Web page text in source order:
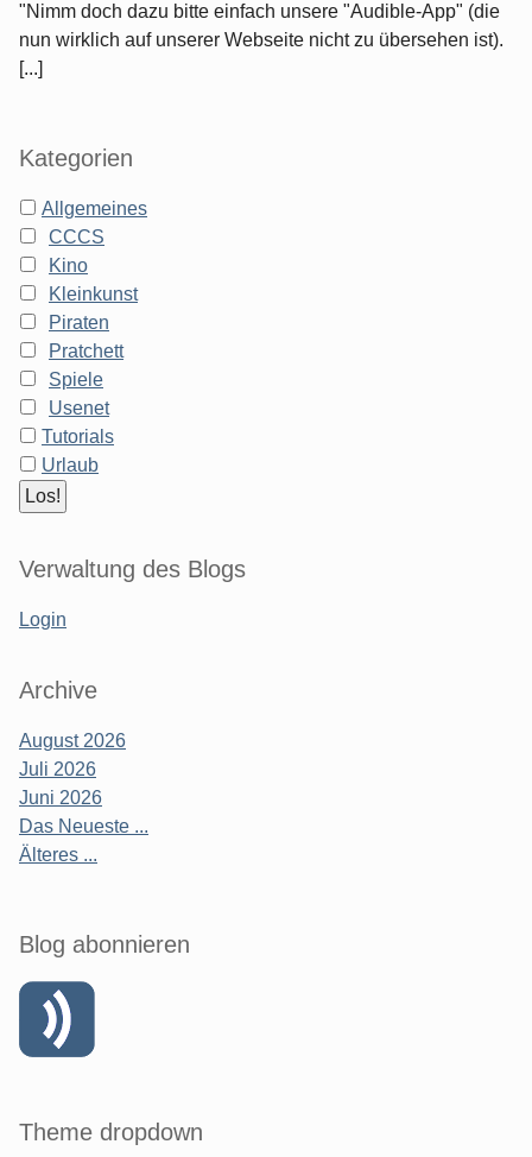
"Nimm doch dazu bitte einfach unsere "Audible-App" (die
nun wirklich auf unserer Webseite nicht zu übersehen ist).
[...]
Kategorien
Allgemeines
CCCS
Kino
Kleinkunst
Piraten
Pratchett
Spiele
Usenet
Tutorials
Urlaub
Verwaltung des Blogs
Login
Archive
August 2026
Juli 2026
Juni 2026
Das Neueste ...
Älteres ...
Blog abonnieren
Theme dropdown